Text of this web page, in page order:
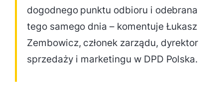
dogodnego punktu odbioru i odebrana
tego samego dnia – komentuje Łukasz
Zembowicz, członek zarządu, dyrektor
sprzedaży i marketingu w DPD Polska.